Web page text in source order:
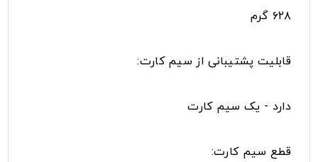
۶۲۸ گرم
قابلیت پشتیبانی از سیم کارت:
دارد - یک سیم کارت
قطع سیم کارت: